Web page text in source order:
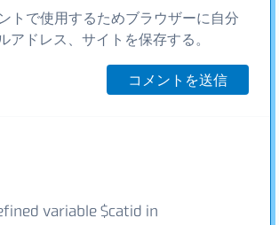
トで使用するためブラウザーに自分
アドレス、サイトを保存する。
variable $catid in